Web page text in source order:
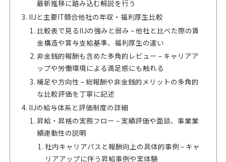
最新推移に踏み込む解説を行う
IIJと主要IT競合他社の年収・福利厚生比較
比較表で見るIIJの強みと弱み – 他社と比べた際の賃
金構造や賞与支給基準、福利厚生の違い
非金銭的報酬も含めた多角的レビュー – キャリアア
ップや労働環境による満足感にも触れる
補足や方向性 – 総報酬や非金銭的メリットの多角的
な比較評価を丁寧に記述
IIJの給与体系と評価制度の詳細
昇給・昇格の実務フロー – 実績評価や面談、事業業
績連動性の説明
社内キャリアパスと報酬向上の具体的事例 – キャ
リアアップに伴う昇給事例や実体験